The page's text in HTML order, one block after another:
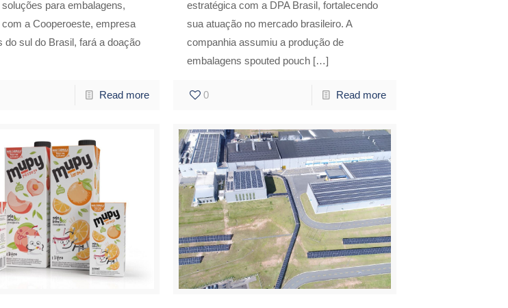
para embalagens,
com a Cooperoeste, empresa
do sul do Brasil, fará a doação
Read more
estratégica com a DPA Brasil, fortalecendo
sua atuação no mercado brasileiro. A
companhia assumiu a produção de
embalagens spouted pouch […]
0 Read more